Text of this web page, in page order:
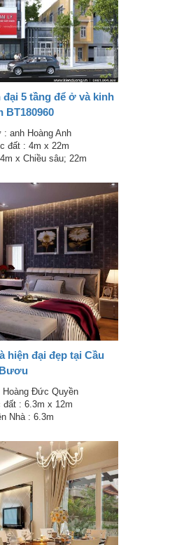
đại 5 tầng để ở và kinh
BT180960
: anh Hoàng Anh
đất : 4m x 22m
x Chiều sâu; 22m
hiện đại đẹp tại Cầu
Bươu
Đức Quyền
: 6.3m x 12m
Nhà : 6.3m